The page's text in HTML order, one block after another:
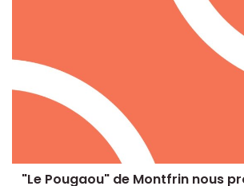
"Le Pougaou" de Montfrin nous